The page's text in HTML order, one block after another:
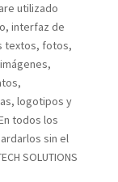
utilizado
interfaz de
textos, fotos,
logotipos y
todos los
sin el
SOLUTIONS